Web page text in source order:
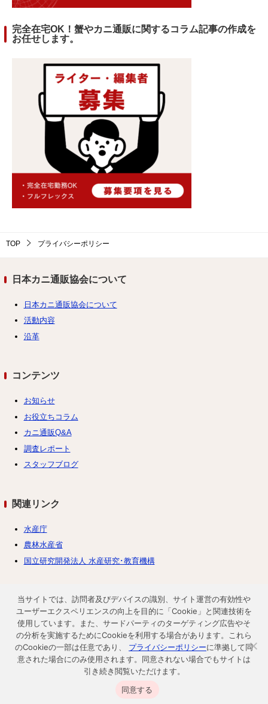
完全在宅OK！蟹やカニ通販に関するコラム記事の作成を
お任せします。
TOP プライバシーポリシー
日本カニ通販協会について
日本カニ通販協会について
活動内容
沿革
コンテンツ
お知らせ
お役立ちコラム
カニ通販Q&A
調査レポート
スタッフブログ
関連リンク
水産庁
農林水産省
国立研究開発法人 水産研究･教育機構
トップ
お問い合わせ
プライバシーポリシー
記事制作フロー
採用情報
当サイトでは、訪問者及びデバイスの識別、サイト運営の有効性や
ユーザーエクスペリエンスの向上を目的に「Cookie」と関連技術を
使用しています。また、サードパーティのターゲティング広告やそ
の分析を実施するためにCookieを利用する場合があります。これら
のCookieの一部は任意であり、 プライバシーポリシーに準拠して同
意された場合にのみ使用されます。同意されない場合でもサイトは
引き続き閲覧いただけます。
同意する